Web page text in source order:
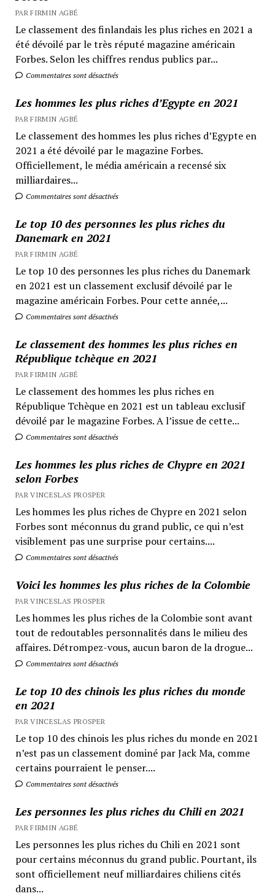
PAR FIRMIN AGBÉ
Le classement des finlandais les plus riches en 2021 a
été dévoilé par le très réputé magazine américain
Forbes. Selon les chiffres rendus publics par...
Commentaires sont désactivés
Les hommes les plus riches d’Egypte en 2021
PAR FIRMIN AGBÉ
Le classement des hommes les plus riches d’Egypte en
2021 a été dévoilé par le magazine Forbes.
Officiellement, le média américain a recensé six
milliardaires...
Commentaires sont désactivés
Le top 10 des personnes les plus riches du
Danemark en 2021
PAR FIRMIN AGBÉ
Le top 10 des personnes les plus riches du Danemark
en 2021 est un classement exclusif dévoilé par le
magazine américain Forbes. Pour cette année,...
Commentaires sont désactivés
Le classement des hommes les plus riches en
République tchèque en 2021
PAR FIRMIN AGBÉ
Le classement des hommes les plus riches en
République Tchèque en 2021 est un tableau exclusif
dévoilé par le magazine Forbes. A l’issue de cette...
Commentaires sont désactivés
Les hommes les plus riches de Chypre en 2021
selon Forbes
PAR VINCESLAS PROSPER
Les hommes les plus riches de Chypre en 2021 selon
Forbes sont méconnus du grand public, ce qui n’est
visiblement pas une surprise pour certains....
Commentaires sont désactivés
Voici les hommes les plus riches de la Colombie
PAR VINCESLAS PROSPER
Les hommes les plus riches de la Colombie sont avant
tout de redoutables personnalités dans le milieu des
affaires. Détrompez-vous, aucun baron de la drogue...
Commentaires sont désactivés
Le top 10 des chinois les plus riches du monde
en 2021
PAR VINCESLAS PROSPER
Le top 10 des chinois les plus riches du monde en 2021
n’est pas un classement dominé par Jack Ma, comme
certains pourraient le penser....
Commentaires sont désactivés
Les personnes les plus riches du Chili en 2021
PAR FIRMIN AGBÉ
Les personnes les plus riches du Chili en 2021 sont
pour certains méconnus du grand public. Pourtant, ils
sont officiellement neuf milliardaires chiliens cités
dans...